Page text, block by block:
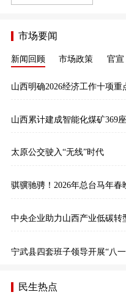
市场要闻
新闻回顾 市场政策 官宣
山西明确2026经济工作十项重
山西累计建成智能化煤矿369座
太原公交驶入“无线”时代
骐骥驰骋！2026年总台马年春
中央企业助力山西产业低碳
宁武县四套班子领导开展“八
民生热点